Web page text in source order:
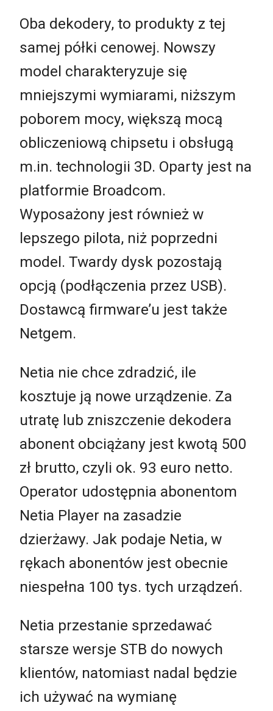
Oba dekodery, to produkty z tej
samej półki cenowej. Nowszy
model charakteryzuje się
mniejszymi wymiarami, niższym
poborem mocy, większą mocą
obliczeniową chipsetu i obsługą
m.in. technologii 3D. Oparty jest na
platformie Broadcom.
Wyposażony jest również w
lepszego pilota, niż poprzedni
model. Twardy dysk pozostają
opcją (podłączenia przez USB).
Dostawcą firmware’u jest także
Netgem.
Netia nie chce zdradzić, ile
kosztuje ją nowe urządzenie. Za
utratę lub zniszczenie dekodera
abonent obciążany jest kwotą 500
zł brutto, czyli ok. 93 euro netto.
Operator udostępnia abonentom
Netia Player na zasadzie
dzierżawy. Jak podaje Netia, w
rękach abonentów jest obecnie
niespełna 100 tys. tych urządzeń.
Netia przestanie sprzedawać
starsze wersje STB do nowych
klientów, natomiast nadal będzie
ich używać na wymianę